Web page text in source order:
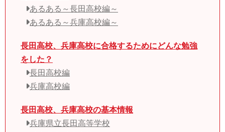
あるある～長田高校編～
あるある～兵庫高校編～
長田高校、兵庫高校に合格するためにどんな勉強
をした？
長田高校編
兵庫高校編
長田高校、兵庫高校の基本情報
兵庫県立長田高等学校